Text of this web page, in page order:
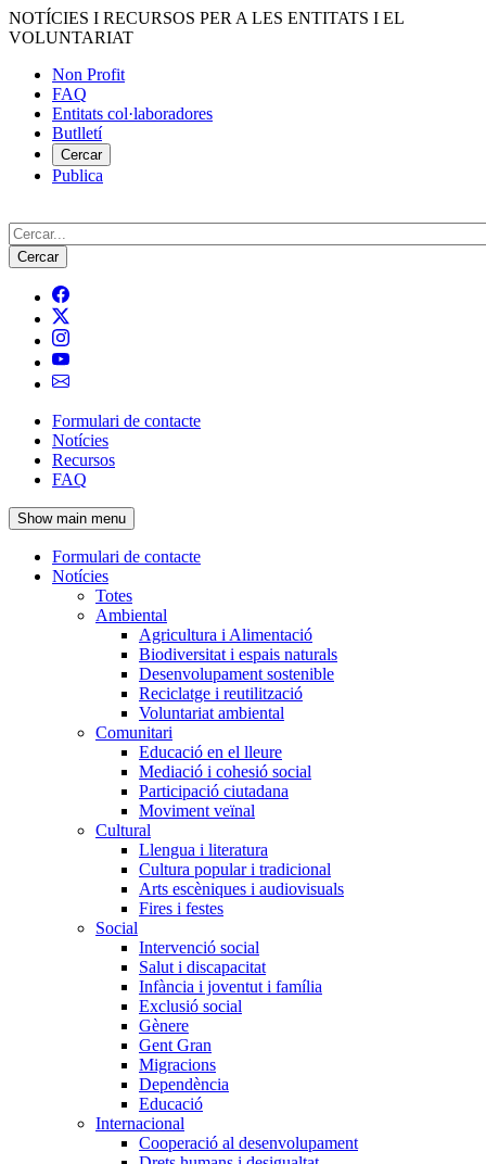
Vés
al
NOTÍCIES I RECURSOS PER A LES ENTITATS I EL
VOLUNTARIAT
Menú
del
compte
d'usuari
Non Profit
FAQ
Entitats col·laboradores
Butlletí
Cercar
Publica
Cerca
Navegació
principal
de
l'encapçalament
Formulari de contacte
Notícies
Recursos
FAQ
Show main menu
Navegació
principal
Formulari de contacte
Notícies
Totes
Ambiental
Agricultura i Alimentació
Biodiversitat i espais naturals
Desenvolupament sostenible
Reciclatge i reutilització
Voluntariat ambiental
Comunitari
Educació en el lleure
Mediació i cohesió social
Participació ciutadana
Moviment veïnal
Cultural
Llengua i literatura
Cultura popular i tradicional
Arts escèniques i audiovisuals
Fires i festes
Social
Intervenció social
Salut i discapacitat
Infància i joventut i família
Exclusió social
Gènere
Gent Gran
Migracions
Dependència
Educació
Internacional
Cooperació al desenvolupament